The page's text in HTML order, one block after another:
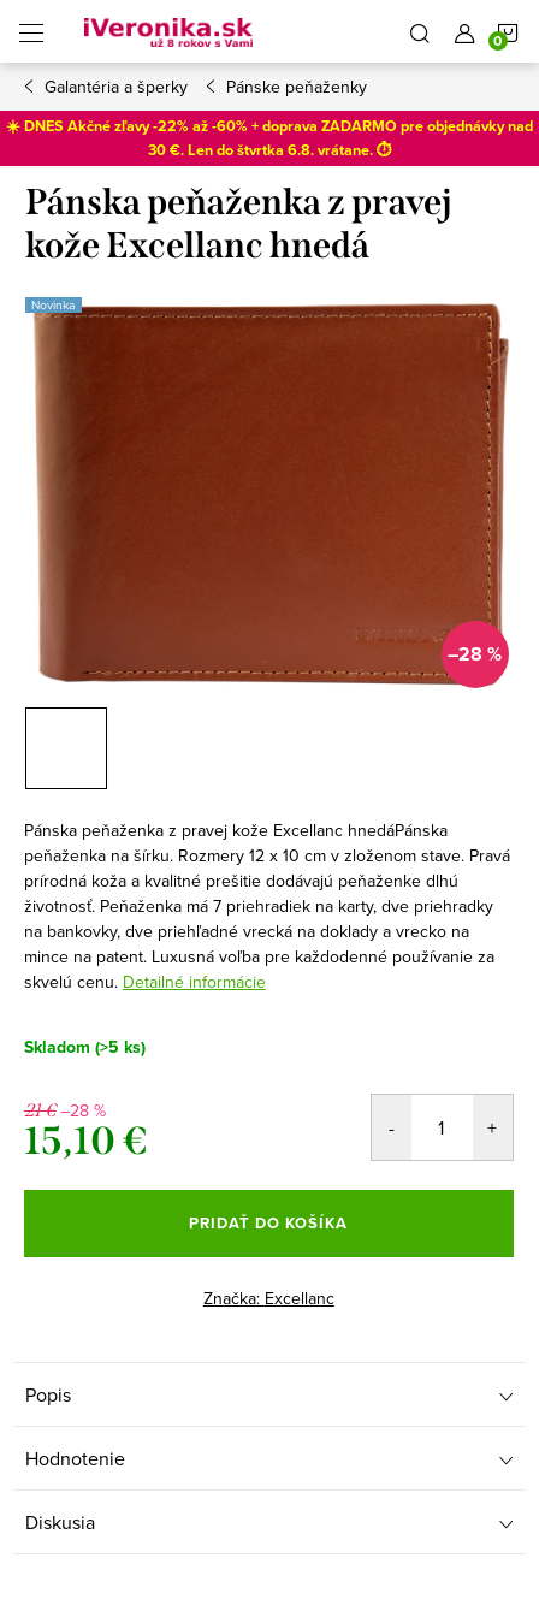
obsah
Galantéria a šperky Pánske peňaženky
☀️ DNES Akčné zľavy -22% až -60% + doprava ZADARMO pre objednávky nad
30 €. Len doštvrtka 6.8. vrátane. ⏱️
Pánska peňaženka z pravej
kože Excellanc hnedá
Novinka
–28 %
Pánska peňaženka z pravej kože Excellanc hnedáPánska
peňaženka na šírku. Rozmery 12 x 10 cm v zloženom stave. Pravá
prírodná koža a kvalitné prešitie dodávajú peňaženke dlhú
životnosť. Peňaženka má 7 priehradiek na karty, dve priehradky
na bankovky, dve priehľadné vrecká na doklady a vrecko na
mince na patent. Luxusná voľba pre každodenné používanie za
skvelú cenu. Detailné informácie
Skladom (>5 ks)
21 €–28 %
15,10 €
cena:
PRIDAŤ DO KOŠÍKA
Značka: Excellanc
Popis
Hodnotenie
Diskusia